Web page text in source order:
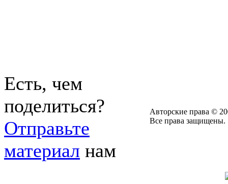
Есть, чем
поделиться?
Отправьте
материал нам
Авторские права ©
Все права защищены.